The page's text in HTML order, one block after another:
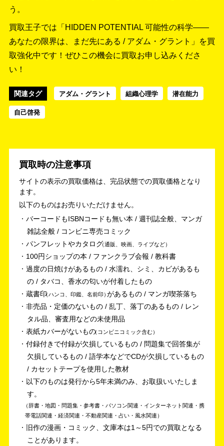
う。
買取王子では「HIDDEN POTENTIAL 可能性の科学――
あなたの限界は、まだ先にある / アダム・グラント」を買
取強化中です！ ぜひこの機会に買取お申し込みくださ
い！
関連タグ アダム・グラント 組織心理学 潜在能力
自己啓発
買取時の注意事項
サイトの表示の買取価格は、完品状態での買取価格となり
ます。
以下のものはお売りいただけません。
バーコードもISBNコードも無い本 / 週刊誌全般、マンガ
雑誌全般 / コンビニ専売コミック
パンフレットやカタログ 通販、映画、ライブなど
100円ショップの本 / ファンクラブ会報 / 教科書
過度の日焼けがあるもの / 水濡れ、シミ、カビがあるも
の / タバコ、香水の匂いが付着したもの
蔵書印 ハンコ、印鑑、名前印
があるもの / マンガ喫茶落ち
非売品・定価のないもの / 乱丁、落丁のあるもの / レン
タル品、審査用などの未使用品
表紙カバーがないもの コンビニコミック含む
付録付きで付録が欠損しているもの / 問題集で回答集が
欠損しているもの / 語学本などでCDが欠損しているもの
/ カセットテープを使用した教材
以下のものは発行から5年未満のみ、お取扱いいたしま
す。
辞書・地図・問題集・参考書・パソコン関連・インターネット関連・携
帯電話関連・経済関連・不動産関連・占い・風水関連
旧作の漫画・コミック、文庫本は1～5円での買取となる
ことがあります。